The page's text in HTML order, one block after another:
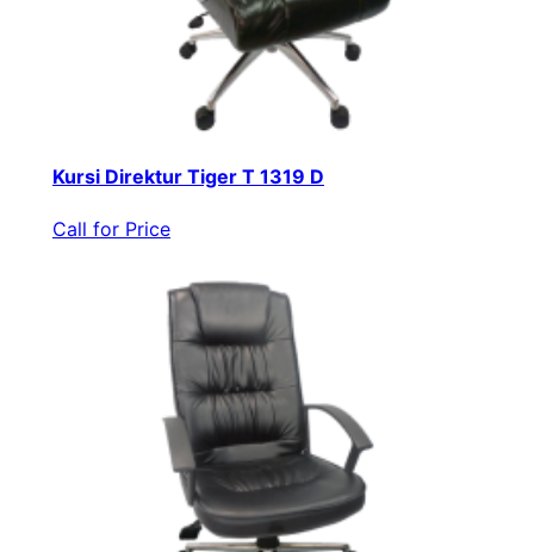
Kursi Direktur Tiger T 1319 D
Call for Price